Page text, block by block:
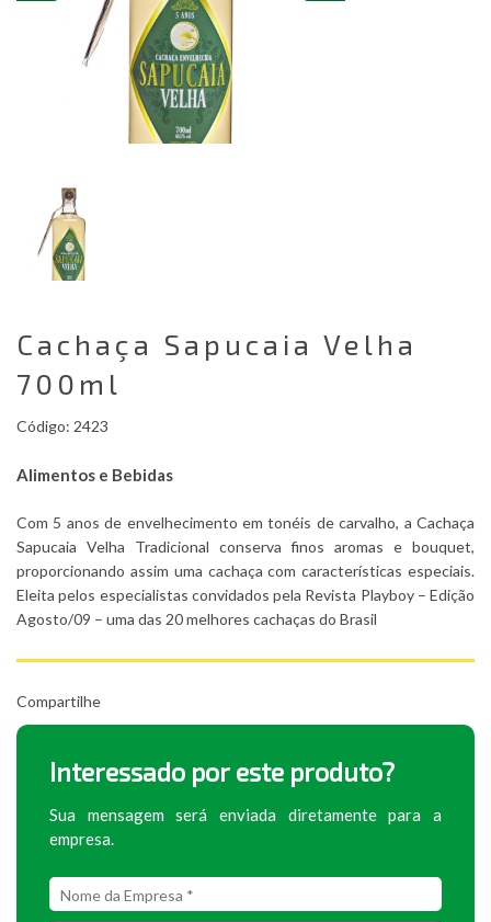
Cachaça Sapucaia Velha
700ml
Código: 2423
Alimentos e Bebidas
Com 5 anos de envelhecimento em tonéis de carvalho, a Cachaça
Sapucaia Velha Tradicional conserva finos aromas e bouquet,
proporcionando assim uma cachaça com características especiais.
Eleita pelos especialistas convidados pela Revista Playboy – Edição
Agosto/09 – uma das 20 melhores cachaças do Brasil
Compartilhe
Interessado por este produto?
Sua mensagem será enviada diretamente para a
empresa.